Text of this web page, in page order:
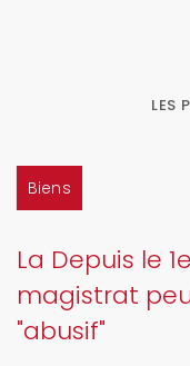
LES
Biens
La Depuis le
magistrat
"abusif"